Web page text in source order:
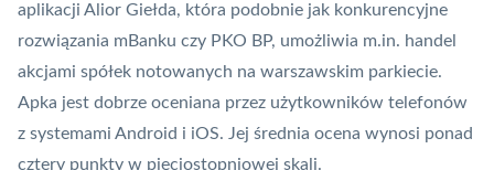
aplikacji Alior Giełda, która podobnie jak konkurencyjne
rozwiązania mBanku czy PKO BP, umożliwia m.in. handel
akcjami spółek notowanych na warszawskim parkiecie.
Apka jest dobrze oceniana przez użytkowników telefonów
z systemami Android i iOS. Jej średnia ocena wynosi ponad
cztery punkty w pięciostopniowej skali.